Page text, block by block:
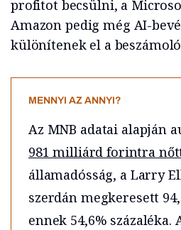
profitot becsülni, a
Amazon pedig még AI-
különítenek el a
MENNYI AZ ANNYI?
Az MNB adatai alapján
981 milliárd forintra
államadósság, a Larry
szerdán megkeresett
ennek 54,6% százaléka.